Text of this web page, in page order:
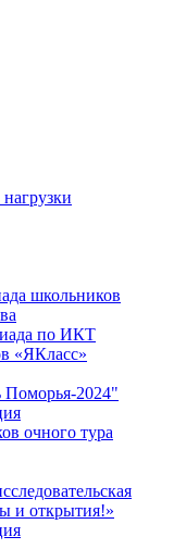
школьников
по ИКТ
«ЯКласс»
2024"
очного тура
и открытия!»